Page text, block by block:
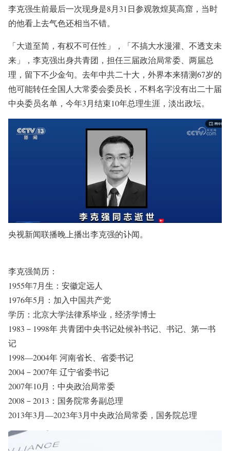
李克强生前最后一次现身是8月31日参观敦煌莫高窟，当时
的他看上去气色还相当不错。
「大道至简，有权不可任性」，「不搞大水漫灌、不透支未
来」，李克强出身共青团，担任三届政治局常委、两届总
理，留下不少金句。去年中共二十大，外界本来猜测67岁的
他可能转任全国人大常委会委员长，不料名字没有出二十届
中央委员名单，今年3月结束10年总理生涯，淡出政坛。
央视新闻联播晚上播出李克强的讣闻。
李克强简历：
1955年7月生：安徽定远人
1976年5月：加入中国共产党
学历：北京大学法律系毕业，经济学博士
1983－1998年 共青团中央书记处候补书记、书记、第一书
记
1998—2004年 河南省长、省委书记
2004－2007年 辽宁省委书记
2007年10月：中央政治局常委
2008－2013：国务院常务副总理
2013年3月—2023年3月中央政治局常委，国务院总理